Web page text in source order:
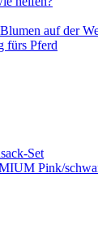
auf der
fürs Pferd
Set
Pink/